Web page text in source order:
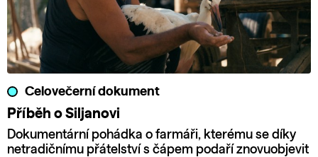
Celovečerní dokument
Příběh o Siljanovi
Dokumentární pohádka o farmáři, kterému se díky
netradičnímu přátelství s čápem podaří znovuobjevit